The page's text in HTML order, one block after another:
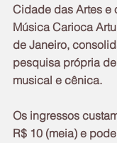
Cidade das Artes e
Música Carioca
de Janeiro,
pesquisa própria
musical e cênica.
Os ingressos
R$ 10 (meia) e